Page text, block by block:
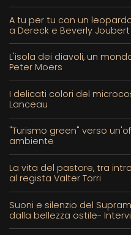
A tu per tu con un
a Dereck e Beverly Joubert
L'isola dei diavoli, un
Peter Moers
I delicati colori del
Lanceau
"Turismo green" verso
ambiente
La vita del pastore, tra
al regista Valter Torri
Suoni e silenzio del
dalla bellezza ostile-